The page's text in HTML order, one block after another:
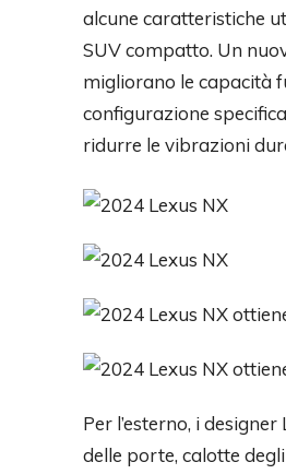
alcune caratteristiche
SUV compatto. Un
migliorano le capacità
configurazione
ridurre le vibrazioni
Per l’esterno, i
delle porte, calotte